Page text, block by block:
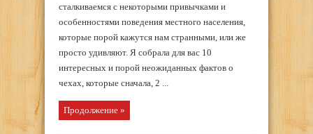
сталкиваемся с некоторыми привычками и
особенностями поведения местного населения,
которые порой кажутся нам странными, или же
просто удивляют. Я собрала для вас 10
интересных и порой неожиданных фактов о
чехах, которые сначала, 2 ...
Продолжение »